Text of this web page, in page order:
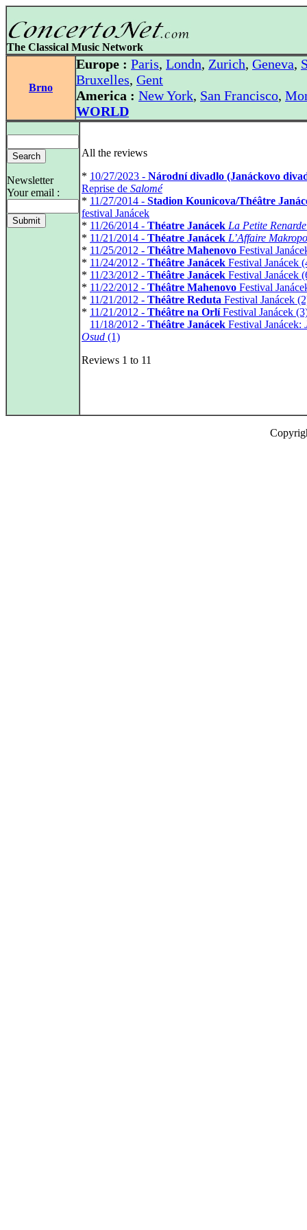
The Classical Music Network
Brno
Europe : Paris, Londn, Zurich, Geneva,
Bruxelles, Gent
America : New York, San Francisco,
WORLD
Newsletter
Your email :
All the reviews
* 10/27/2023 - Národní divadlo (Janáckovo
Reprise de Salomé
* 11/27/2014 - Stadion Kounicova/Théâtre
festival Janácek
* 11/26/2014 - Théatre Janácek La Petite
* 11/21/2014 - Théatre Janácek L’Affaire
* 11/25/2012 - Théâtre Mahenovo Festival
* 11/24/2012 - Théâtre Janácek Festival Janácek
* 11/23/2012 - Théâtre Janácek Festival Janácek
* 11/22/2012 - Théâtre Mahenovo Festival
* 11/21/2012 - Théâtre Reduta Festival Janácek
* 11/21/2012 - Théâtre na OrlíFestival Janácek
11/18/2012 - Théâtre Janácek Festival Janácek:
Osud (1)
Reviews 1 to 11